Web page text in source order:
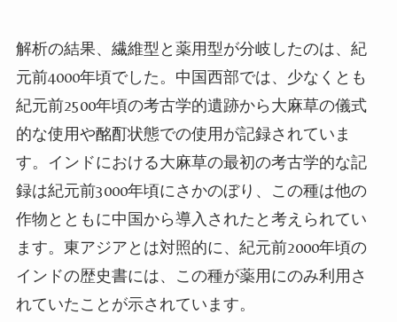
解析の結果、繊維型と薬用型が分岐したのは、紀
元前4000年頃でした。中国西部では、少なくとも
紀元前2500年頃の考古学的遺跡から大麻草の儀式
的な使用や酩酊状態での使用が記録されていま
す。インドにおける大麻草の最初の考古学的な記
録は紀元前3000年頃にさかのぼり、この種は他の
作物とともに中国から導入されたと考えられてい
ます。東アジアとは対照的に、紀元前2000年頃の
インドの歴史書には、この種が薬用にのみ利用さ
れていたことが示されています。